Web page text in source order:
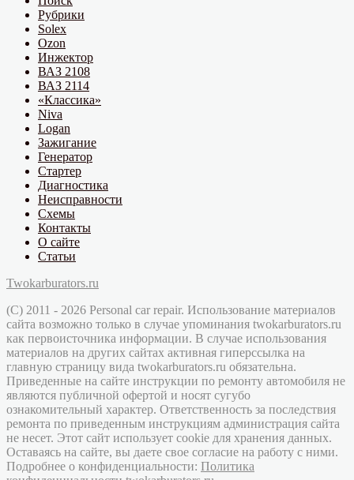
Рубрики
Solex
Ozon
Инжектор
ВАЗ 2108
ВАЗ 2114
«Классика»
Niva
Logan
Зажигание
Генератор
Стартер
Диагностика
Неисправности
Схемы
Контакты
О сайте
Статьи
Twokarburators.ru
(C) 2011 - 2026 Personal car repair. Использование материалов
сайта возможно только в случае упоминания twokarburators.ru
как первоисточника информации. В случае использования
материалов на других сайтах активная гиперссылка на
главную страницу вида twokarburators.ru обязательна.
Приведенные на сайте инструкции по ремонту автомобиля не
являются публичной офертой и носят сугубо
ознакомительный характер. Ответственность за последствия
ремонта по приведенным инструкциям администрация сайта
не несет. Этот сайт использует cookie для хранения данных.
Оставаясь на сайте, вы даете свое согласие на работу с ними.
Подробнее о конфиденциальности: Политика